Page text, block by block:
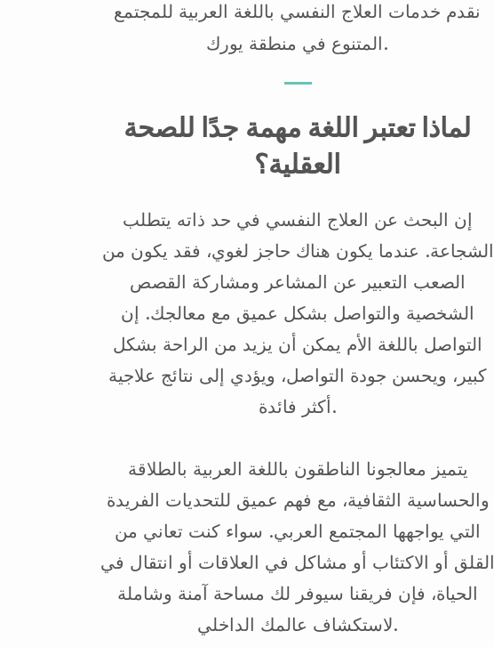
نقدم خدمات العلاج النفسي باللغة العربية للمجتمع
المتنوع في منطقة يورك.
لماذا تعتبر اللغة مهمة جدًا للصحة
العقلية؟
إن البحث عن العلاج النفسي في حد ذاته يتطلب
الشجاعة. عندما يكون هناك حاجز لغوي، فقد يكون من
الصعب التعبير عن المشاعر ومشاركة القصص
الشخصية والتواصل بشكل عميق مع معالجك. إن
التواصل باللغة الأم يمكن أن يزيد من الراحة بشكل
كبير، ويحسن جودة التواصل، ويؤدي إلى نتائج علاجية
أكثر فائدة.
يتميز معالجونا الناطقون باللغة العربية بالطلاقة
والحساسية الثقافية، مع فهم عميق للتحديات الفريدة
التي يواجهها المجتمع العربي. سواء كنت تعاني من
القلق أو الاكتئاب أو مشاكل في العلاقات أو انتقال في
الحياة، فإن فريقنا سيوفر لك مساحة آمنة وشاملة
لاستكشاف عالمك الداخلي.